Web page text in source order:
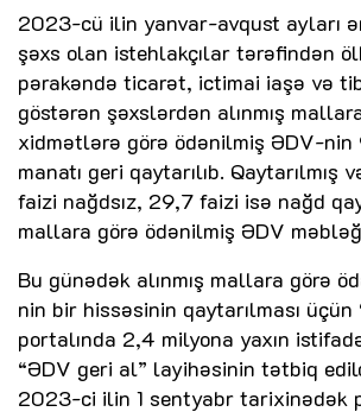
2023-cü ilin yanvar-avqust ayları
şəxs olan istehlakçılar tərəfindən
pərakəndə ticarət, ictimai iaşə və
göstərən şəxslərdən alınmış
xidmətlərə görə ödənilmiş ƏDV-nin
manatı geri qaytarılıb. Qaytarılmış
faizi nağdsız, 29,7 faizi isə nağd
mallara görə ödənilmiş ƏDV
Bu günədək alınmış mallara görə
nin bir hissəsinin qaytarılması üçün
portalında 2,4 milyona yaxın
“ƏDV geri al” layihəsinin tətbiq
2023-ci ilin 1 sentyabr tarixinədək